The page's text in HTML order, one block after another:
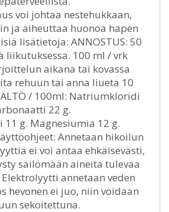
voi johtaa nestehukkaan,
ja aiheuttaa huonoa hapen
lisätietoja: ANNOSTUS: 50
liikutuksessa. 100 ml / vrk
aikana tai kovassa
rehuun tai anna liueta 10
/ 100ml: Natriumkloridi
22 g.
g. Magnesiumia 12 g.
Annetaan hikoilun
ei voi antaa ehkäisevästi,
säilömään aineita tulevaa
annetaan veden
hevonen ei juo, niin voidaan
sekoitettuna.